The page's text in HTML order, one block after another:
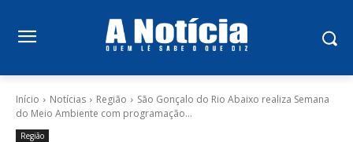
Início Notícias Região
São Gonçalo do Rio Abaixo realiza Semana
do Meio Ambiente com programação...
Região